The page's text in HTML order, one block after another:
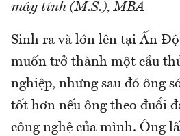
máy tính (M.S.), MBA
Sinh ra và lớn lên tại Ấn
muốn trở thành một cầu
nghiệp, nhưng sau đó ông
tốt hơn nếu ông theo đuổi
công nghệ của mình. Ông